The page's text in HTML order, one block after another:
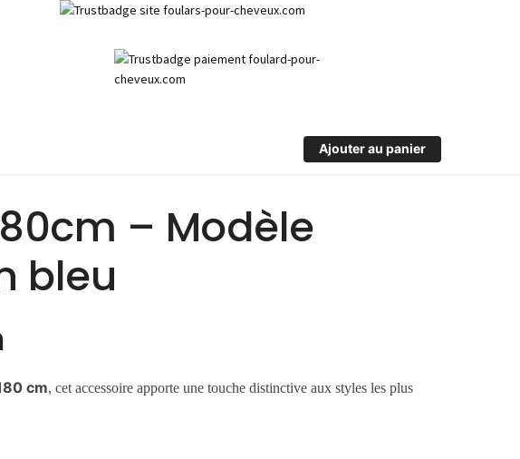
Ajouter au panier
– Modèle
bleu
cm, cet accessoire apporte une touche distinctive aux styles les plus